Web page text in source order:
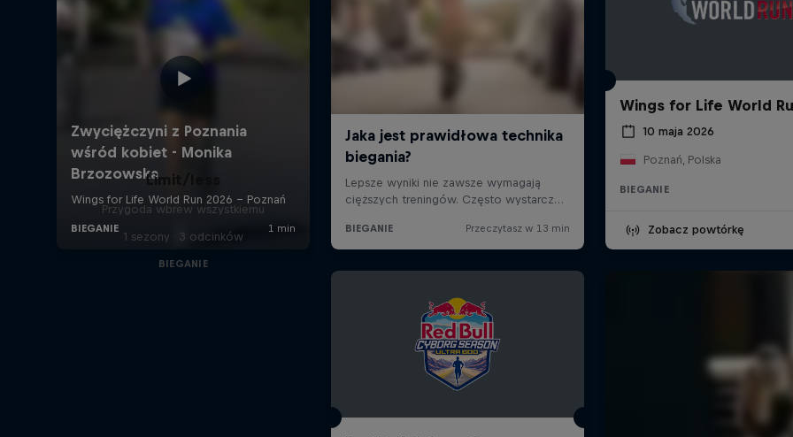
Wings for Life World
10 maja 2026
Poznań, Polska
BIEGANIE
Zobacz powtórkę
Limit/less
Przygoda wbrew wszystkiemu
1 sezony · 3 odcinków
BIEGANIE